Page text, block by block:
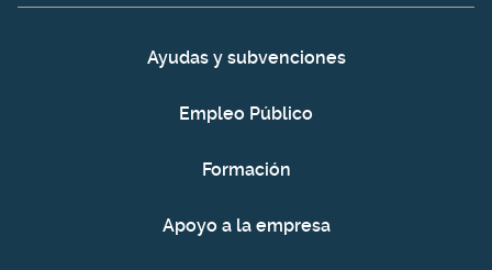
Ayudas y subvenciones
Empleo Público
Formación
Apoyo a la empresa